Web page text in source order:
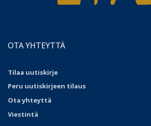
OTA YHTEYTTÄ
Tilaa uutiskirje
Peru uutiskirjeen tilaus
Otayhteyttä
Viestintä